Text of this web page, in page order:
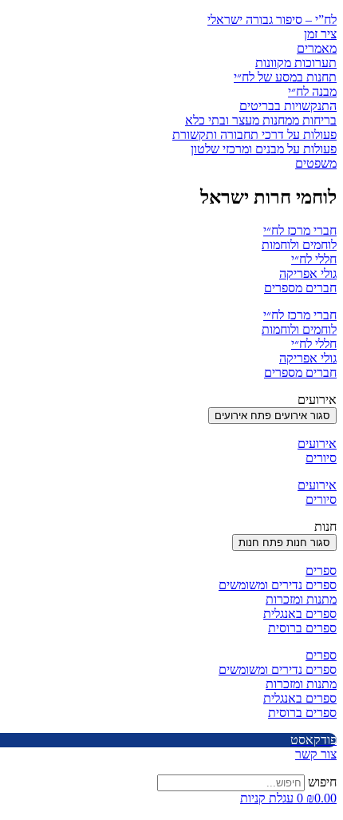
לח”י – סיפור גבורה ישראלי
ציר זמן
מאמרים
תערוכות מקוונות
תחנות במסע של לח״י
מבנה לח״י
התנקשויות בבריטים
בריחות ממחנות מעצר ובתי כלא
פעולות על דרכי תחבורה ותקשורת
פעולות על מבנים ומרכזי שלטון
משפטים
לוחמי חרות ישראל
חברי מרכז לח״י
לוחמים ולוחמות
חללי לח״י
גולי אפריקה
חברים מספרים
חברי מרכז לח״י
לוחמים ולוחמות
חללי לח״י
גולי אפריקה
חברים מספרים
אירועים
סגור אירועים פתח אירועים
אירועים
סיורים
אירועים
סיורים
חנות
סגור חנות פתח חנות
ספרים
ספרים נדירים ומשומשים
מתנות ומזכרות
ספרים באנגלית
ספרים ברוסית
ספרים
ספרים נדירים ומשומשים
מתנות ומזכרות
ספרים באנגלית
ספרים ברוסית
פודקאסט
צור קשר
חיפוש
₪0.00
0 עגלת קניות